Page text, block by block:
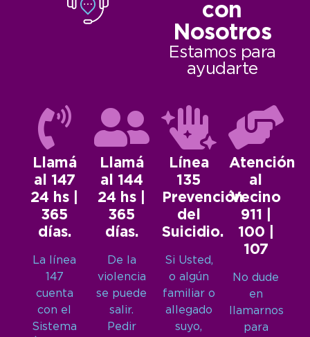
con
Nosotros
Estamos para
ayudarte
Llamá
al 147
24 hs |
365
días.
La línea
147
cuenta
con el
Sistema
Llamá
al 144
24 hs |
365
días.
De la
violencia
se puede
salir.
Pedir
Línea
135
Prevención
del
Suicidio.
Si Usted,
o algún
familiar o
allegado
suyo,
Atención
al
Vecino
911 |
100 |
107
No dude
en
llamarnos
para